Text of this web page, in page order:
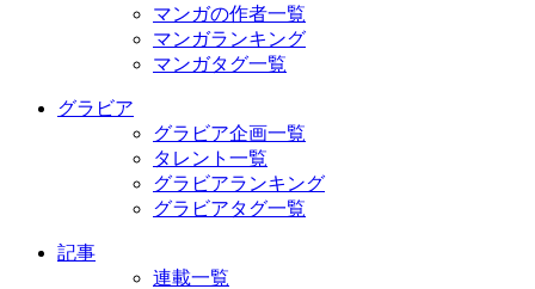
マンガの作者一覧
マンガランキング
マンガタグ一覧
グラビア
グラビア企画一覧
タレント一覧
グラビアランキング
グラビアタグ一覧
記事
連載一覧